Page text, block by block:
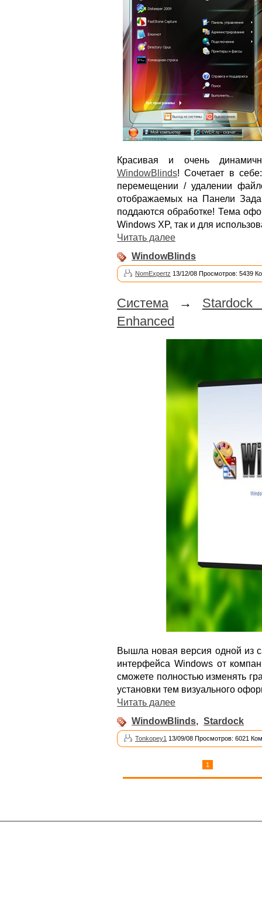
Красивая и очень
WindowBlinds! Сочетает в
перемещении / удалении
отображаемых на Панели
поддаются обработке! Тема
Windows XP, так и для
Читать далее
WindowBlinds
NomExpertz 13/12/08 Просмотров: 5439
Система→
Enhanced
Вышла новая версия одной из
интерфейса Windows от
сможете полностью изменять
установки тем визуального
Читать далее
WindowBlinds, Stardock
Tonkopey1 13/09/08 Просмотров: 6021
1